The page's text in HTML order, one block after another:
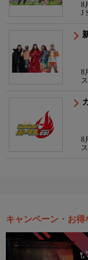
8
J
8
8
キャンペーン・お得